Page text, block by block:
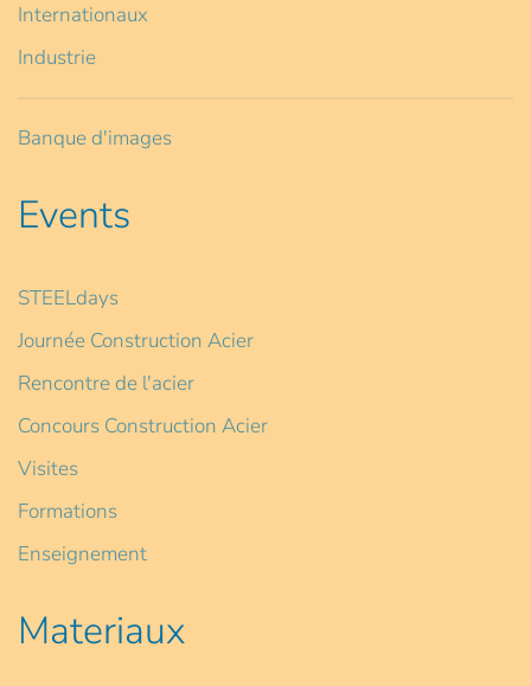
Internationaux
Industrie
Banque d'images
Events
STEELdays
Journée Construction Acier
Rencontre de l'acier
Concours Construction Acier
Visites
Formations
Enseignement
Materiaux